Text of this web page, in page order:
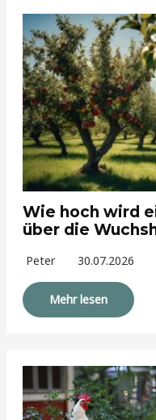
Wie hoch wird
über die
Peter 30.07.2026
Mehr lesen